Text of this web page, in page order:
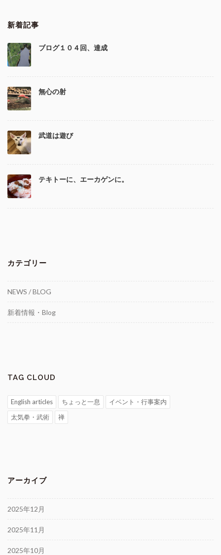
新着記事
ブログ１０４回、達成
無心の射
武道は遊び
テキトーに、エーカゲンに。
カテゴリー
NEWS / BLOG
新着情報・Blog
TAG CLOUD
English articles ちょっと一息
イベント・行事案内
太気拳・武術
禅
アーカイブ
2025年12月
2025年11月
2025年10月